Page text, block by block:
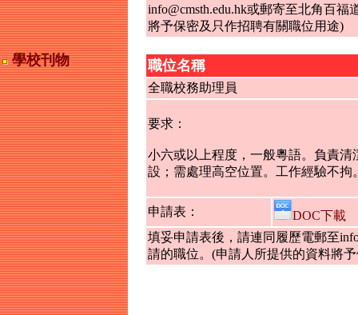
學校刊物
info@cmsth.edu.hk或郵寄至北角百
將予保密及只作招聘有關職位用途)
職位名稱
全職校務助理員
要求：
小六或以上程度，一般粵語。負責
設；需處理高空位置。工作經驗不
申請表：
DOC下載
填妥申請表後，請連同履歷電郵至
請的職位。(申請人所提供的資料將